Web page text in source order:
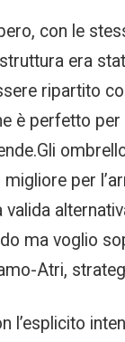
con le
era
ripartito
è perfetto
migliore per
valida
ma voglio
Atri,
l’esplicito